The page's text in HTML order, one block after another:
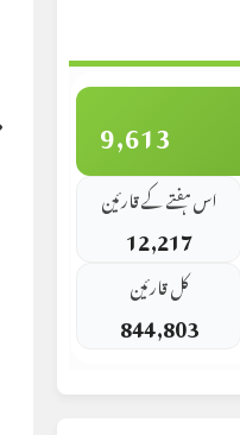
9,613
اس ہفتے کے قارئین
12,217
کل قارئین
844,803